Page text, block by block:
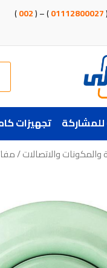
01112800027
) – (
002
)
تجهيزات
والمكونات والاتصالات/